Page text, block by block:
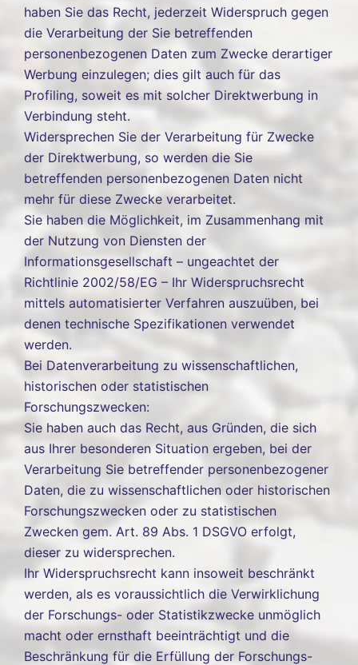
haben Sie das Recht, jederzeit Widerspruch gegen
die Verarbeitung der Sie betreffenden
personenbezogenen Daten zum Zwecke derartiger
Werbung einzulegen; dies gilt auch für das
Profiling, soweit es mit solcher Direktwerbung in
Verbindung steht.
Widersprechen Sie der Verarbeitung für Zwecke
der Direktwerbung, so werden die Sie
betreffenden personenbezogenen Daten nicht
mehr für diese Zwecke verarbeitet.
Sie haben die Möglichkeit, im Zusammenhang mit
der Nutzung von Diensten der
Informationsgesellschaft – ungeachtet der
Richtlinie 2002/58/EG – Ihr Widerspruchsrecht
mittels automatisierter Verfahren auszuüben, bei
denen technische Spezifikationen verwendet
werden.
Bei Datenverarbeitung zu wissenschaftlichen,
historischen oder statistischen
Forschungszwecken:
Sie haben auch das Recht, aus Gründen, die sich
aus Ihrer besonderen Situation ergeben, bei der
Verarbeitung Sie betreffender personenbezogener
Daten, die zu wissenschaftlichen oder historischen
Forschungszwecken oder zu statistischen
Zwecken gem. Art. 89 Abs. 1 DSGVO erfolgt,
dieser zu widersprechen.
Ihr Widerspruchsrecht kann insoweit beschränkt
werden, als es voraussichtlich die Verwirklichung
der Forschungs- oder Statistikzwecke unmöglich
macht oder ernsthaft beeinträchtigt und die
Beschränkung für die Erfüllung der Forschungs-